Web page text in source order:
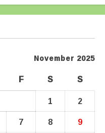
November 2025
F S
S
1
2
7 8
9